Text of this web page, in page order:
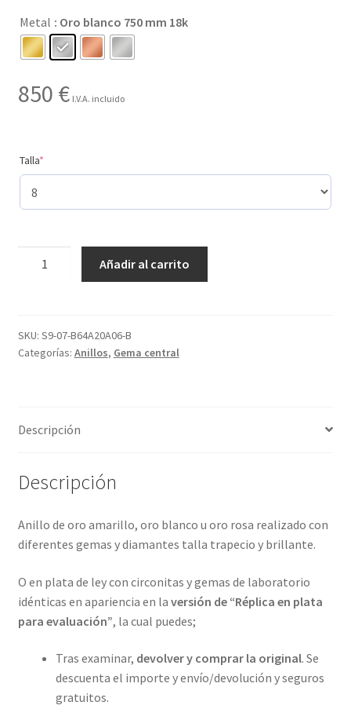
hasta
850 €
Metal : Oro blanco 750 mm 18k
850 € I.V.A. incluido
Talla*(required)
y
con
ref-
64A20A06
Añadir al carrito
SKU: S9-07-B64A20A06-B
Categorías: Anillos, Gema central
Descripción
Descripción
Anillo de oro amarillo, oro blanco u oro rosa realizado con
diferentes gemas y diamantes talla trapecio y brillante.
O en plata de ley con circonitas y gemas de laboratorio
idénticas en apariencia en la versión de “Réplica en plata
para evaluación”, la cual puedes;
Tras examinar, devolver y comprar la original. Se
descuenta el importe y envío/devolución y seguros
gratuitos.